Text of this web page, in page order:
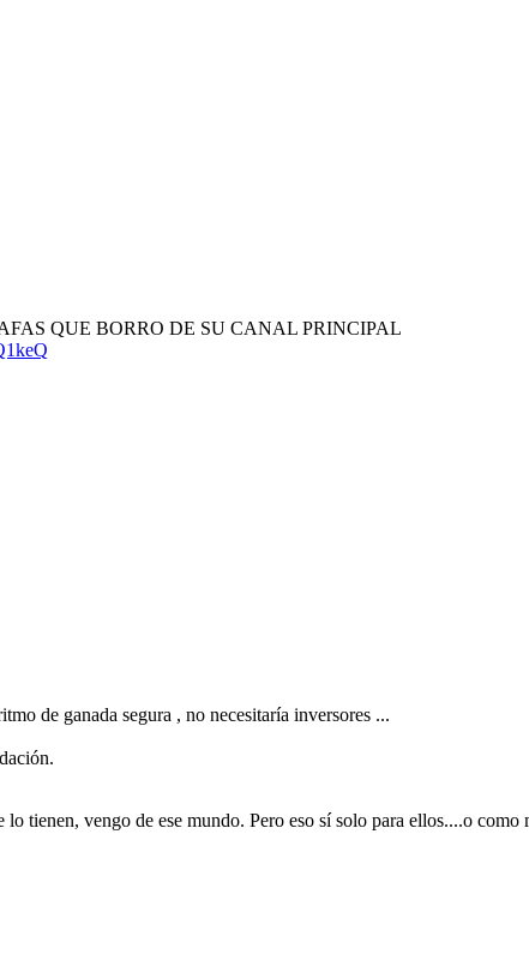
QUE BORRO DE SU CANAL PRINCIPAL
de ganada segura , no necesitaría inversores ...
tienen, vengo de ese mundo. Pero eso sí solo para ellos....o